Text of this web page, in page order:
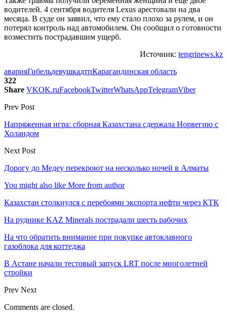
водителей. 4 сентября водителя Lexus арестовали на два
месяца. В суде он заявил, что ему стало плохо за рулем, и он
потерял контроль над автомобилем. Он сообщил о готовности
возместить пострадавшим ущерб.
Источник: tengrinews.kz
аварияГибельдевушкадтпКарагандинская область
322
Share VKOK.ruFacebookTwitterWhatsAppTelegramViber
Prev Post
Напряженная игра: сборная Казахстана сдержала Норвегию с
Холандом
Next Post
Дорогу до Медеу перекроют на несколько ночей в Алматы
You might also like More from author
Казахстан столкнулся с перебоями экспорта нефти через КТК
На руднике KAZ Minerals пострадали шесть рабочих
На что обратить внимание при покупке автоклавного
газоблока для коттеджа
В Астане начали тестовый запуск LRT после многолетней
стройки
Prev Next
Comments are closed.